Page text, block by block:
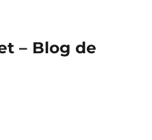
– Blog de